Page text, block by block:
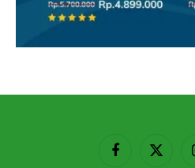
FacebookX